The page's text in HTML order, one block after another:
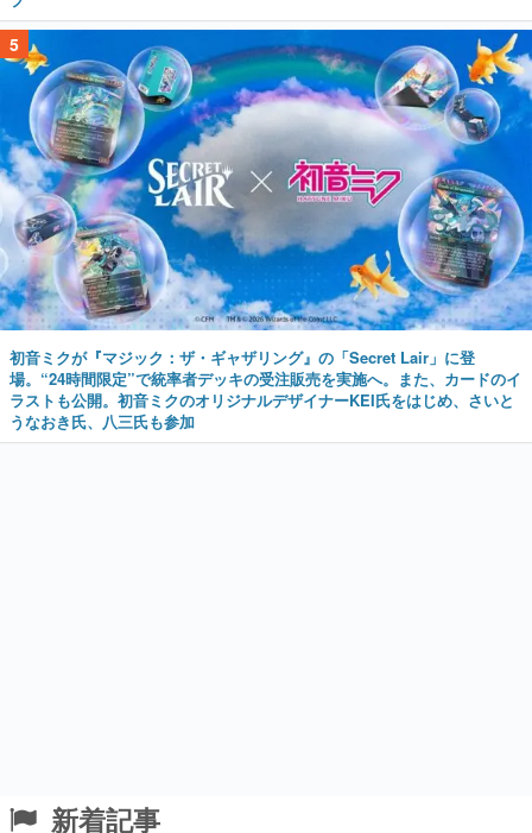
初音ミクが『マジック：ザ・ギャザリング』の「Secret Lair」に登
場。“24時間限定”で統率者デッキの受注販売を実施へ。また、カードのイ
ラストも公開。初音ミクのオリジナルデザイナーKEI氏をはじめ、さいと
うなおき氏、八三氏も参加